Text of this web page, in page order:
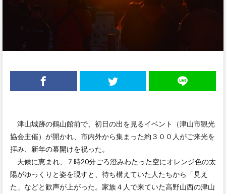
津山城跡の鶴山館前で、初日の出を見るイベント（津山市観光
協会主催）が開かれ、市内外から集まった約３００人がご来光を
拝み、新年の幕開けを祝った。
天候に恵まれ、７時20分ごろ澄みわたった空にオレンジ色の太
陽がゆっくりと姿を現すと、待ち構えていた人たちから「見え
た」などと歓声が上がった。家族４人で来ていた高野山西の津山